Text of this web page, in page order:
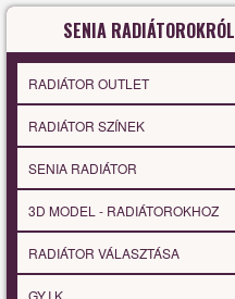
SENIA RADIÁTOROKRÓL
RADIÁTOR OUTLET
RADIÁTOR SZÍNEK
SENIA RADIÁTOR
3D MODEL - RADIÁTOROKHOZ
RADIÁTOR VÁLASZTÁSA